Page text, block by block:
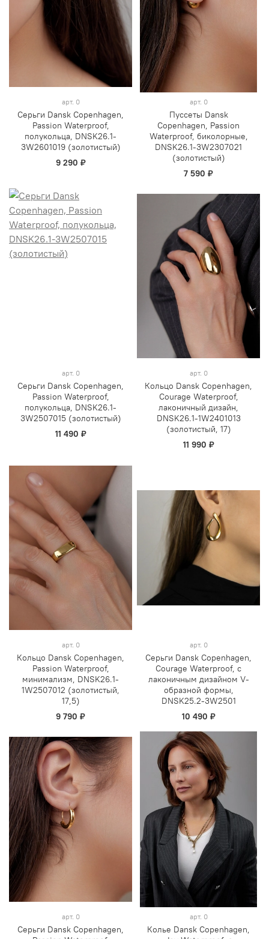
арт. 0
Серьги Dansk Copenhagen,
Passion Waterproof,
полукольца, DNSK26.1-
3W2601019 (золотистый)
9 290 ₽
арт. 0
Пуссеты Dansk
Copenhagen, Passion
Waterproof, биколорные,
DNSK26.1-3W2307021
(золотистый)
7 590 ₽
арт. 0
Серьги Dansk Copenhagen,
Passion Waterproof,
полукольца, DNSK26.1-
3W2507015 (золотистый)
11 490 ₽
арт. 0
Кольцо Dansk Copenhagen,
Courage Waterproof,
лаконичный дизайн,
DNSK26.1-1W2401013
(золотистый, 17)
11 990 ₽
арт. 0
Кольцо Dansk Copenhagen,
Passion Waterproof,
минимализм, DNSK26.1-
1W2507012 (золотистый,
17,5)
9 790 ₽
арт. 0
Серьги Dansk Copenhagen,
Courage Waterproof, с
лаконичным дизайном V-
образной формы,
DNSK25.2-3W2501
10 490 ₽
арт. 0
Серьги Dansk Copenhagen,
арт. 0
Колье Dansk Copenhagen,